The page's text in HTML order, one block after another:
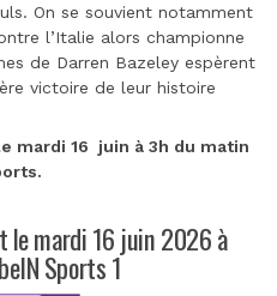
On se souvient notamment
l’Italie alors championne
de Darren Bazeley espèrent
victoire de leur histoire
mardi 16 juin à 3h du matin
le mardi 16 juin 2026 à
Sports 1